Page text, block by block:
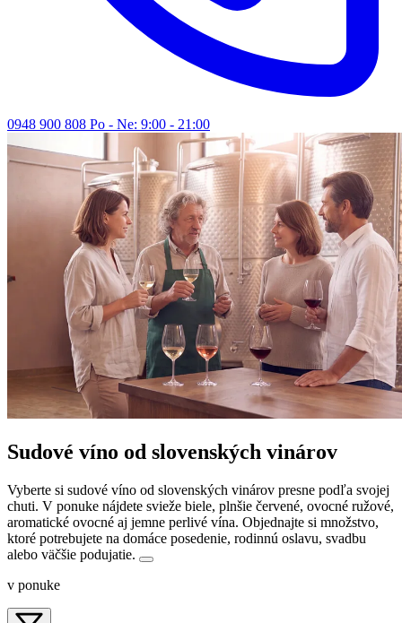
0948 900 808 Po - Ne: 9:00 - 21:00
Sudové víno od slovenských vinárov
Vyberte si sudové víno od slovenských vinárov presne podľa svojej
chuti. V ponuke nájdete svieže biele, plnšie červené, ovocné ružové,
aromatické ovocné aj jemne perlivé vína. Objednajte si množstvo,
ktoré potrebujete na domáce posedenie, rodinnú oslavu, svadbu
alebo väčšie podujatie.
v ponuke